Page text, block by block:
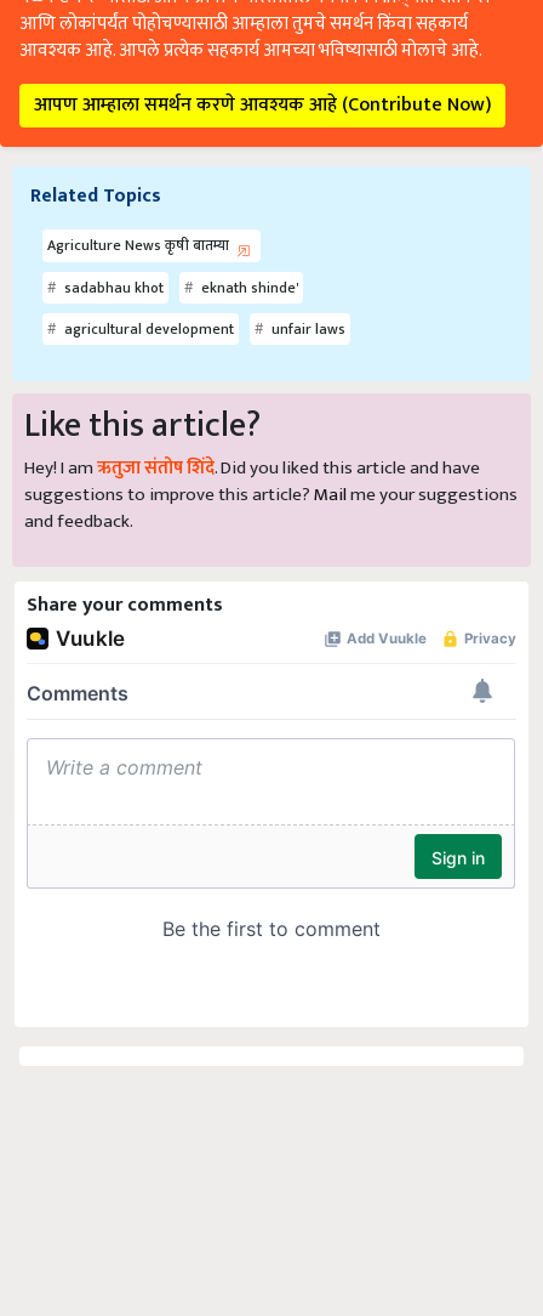
आणि लोकांपर्यंत पोहोचण्यासाठी आम्हाला तुमचे समर्थन किंवा सहकार्य
आवश्यक आहे. आपले प्रत्येक सहकार्य आमच्या भविष्यासाठी मोलाचे आहे.
आपण आम्हाला समर्थन करणे आवश्यक आहे (Contribute Now)
Related Topics
Agriculture News कृषी बातम्या
sadabhau khot
eknath shinde'
agricultural development
unfair laws
Like this article?
Hey! I amऋतुजा संतोष शिंदे. Did you liked this article and have
suggestions to improve this article?Mailme your suggestions
and feedback.
Share your comments